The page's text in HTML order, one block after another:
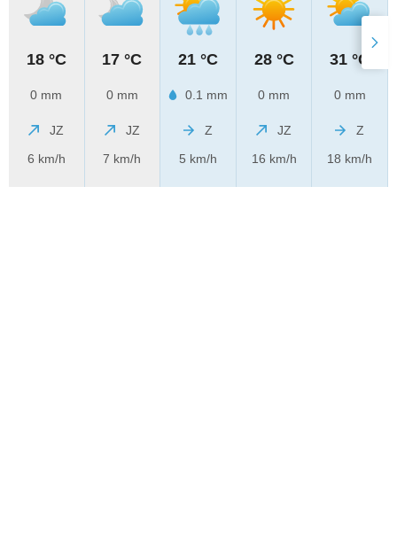
18 °C
0 mm
JZ
6 km/h
17 °C
0 mm
JZ
7 km/h
21 °C
0.1 mm
Z
5 km/h
28 °C
0 mm
JZ
16 km/h
31 °C
0 mm
Z
18 km/h